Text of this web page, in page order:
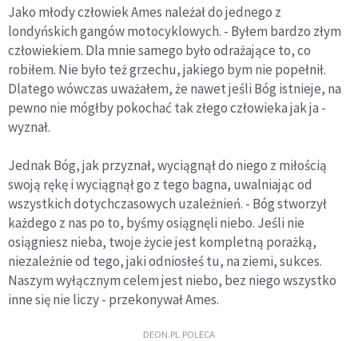
Jako młody człowiek Ames należał do jednego z
londyńskich gangów motocyklowych. - Byłem bardzo złym
człowiekiem. Dla mnie samego było odrażające to, co
robiłem. Nie było też grzechu, jakiego bym nie popełnił.
Dlatego wówczas uważałem, że nawet jeśli Bóg istnieje, na
pewno nie mógłby pokochać tak złego człowieka jak ja -
wyznał.
Jednak Bóg, jak przyznał, wyciągnął do niego z miłością
swoją rękę i wyciągnął go z tego bagna, uwalniając od
wszystkich dotychczasowych uzależnień. - Bóg stworzył
każdego z nas po to, byśmy osiągnęli niebo. Jeśli nie
osiągniesz nieba, twoje życie jest kompletną porażką,
niezależnie od tego, jaki odniosłeś tu, na ziemi, sukces.
Naszym wyłącznym celem jest niebo, bez niego wszystko
inne się nie liczy - przekonywał Ames.
DEON.PL POLECA